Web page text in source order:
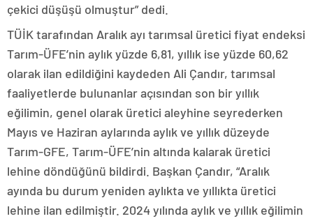
çekici düşüşü olmuştur” dedi.
TÜİK tarafından Aralık ayı tarımsal üretici fiyat endeksi
Tarım-ÜFE’nin aylık yüzde 6,81, yıllık ise yüzde 60,62
olarak ilan edildiğini kaydeden Ali Çandır, tarımsal
faaliyetlerde bulunanlar açısından son bir yıllık
eğilimin, genel olarak üretici aleyhine seyrederken
Mayıs ve Haziran aylarında aylık ve yıllık düzeyde
Tarım-GFE, Tarım-ÜFE’nin altında kalarak üretici
lehine döndüğünü bildirdi. Başkan Çandır, “Aralık
ayında bu durum yeniden aylıkta ve yıllıkta üretici
lehine ilan edilmiştir. 2024 yılında aylık ve yıllık eğilimin